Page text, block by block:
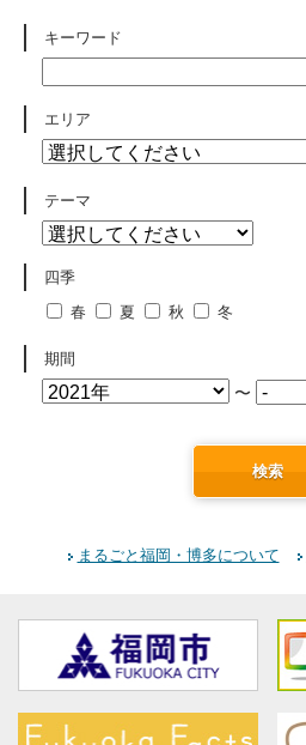
キーワード
エリア
テーマ
四季
春
夏 秋 冬
期間
〜
検索
まるごと福岡・博多について